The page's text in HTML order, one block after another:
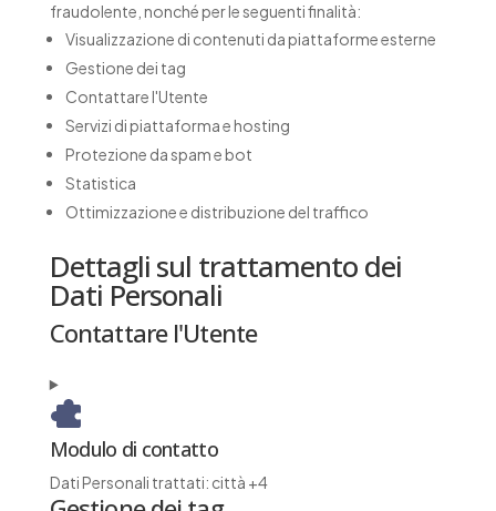
fraudolente, nonché per le seguenti finalità:
Visualizzazione di contenuti da piattaforme esterne
Gestione dei tag
Contattare l'Utente
Servizi di piattaforma e hosting
Protezione da spam e bot
Statistica
Ottimizzazione e distribuzione del traffico
Dettagli sul trattamento dei
Dati Personali
Contattare l'Utente
Modulo di contatto
Dati Personali trattati: città +4